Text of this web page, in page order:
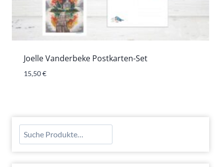
Joelle Vanderbeke Postkarten-Set
15,50€
Suchen